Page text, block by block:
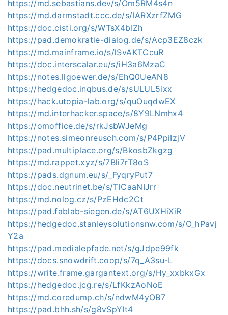
https://md.sebastians.dev/s/Om5RM4s4n
https://md.darmstadt.ccc.de/s/lARXzrfZMG
https://doc.cisti.org/s/WTsX4bIZh
https://pad.demokratie-dialog.de/s/Acp3EZ8czk
https://md.mainframe.io/s/lSvAKTCcuR
https://doc.interscalar.eu/s/iH3a6MzaC
https://notes.llgoewer.de/s/EhQ0UeAN8
https://hedgedoc.inqbus.de/s/sULUL5ixx
https://hack.utopia-lab.org/s/quOuqdwEX
https://md.interhacker.space/s/8Y9LNmhx4
https://omoffice.de/s/rkJsbWJeMg
https://notes.simeonreusch.com/s/P4PpiIzjV
https://pad.multiplace.org/s/BkosbZkgzg
https://md.rappet.xyz/s/7Bli7rT8oS
https://pads.dgnum.eu/s/_FyqryPut7
https://doc.neutrinet.be/s/TlCaaNIJrr
https://md.nolog.cz/s/PzEHdc2Ct
https://pad.fablab-siegen.de/s/AT6UXHiXiR
https://hedgedoc.stanleysolutionsnw.com/s/O_hPavj
Y2a
https://pad.medialepfade.net/s/gJdpe99fk
https://docs.snowdrift.coop/s/7q_A3su-L
https://write.frame.gargantext.org/s/Hy_xxbkxGx
https://hedgedoc.jcg.re/s/LfKkzAoNoE
https://md.coredump.ch/s/ndwM4yOB7
https://pad.bhh.sh/s/g8vSpYIt4